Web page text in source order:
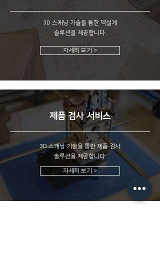
3D 스캐닝 기술을 통한 역설계
솔루션을 제공합니다.
자세히 보기 >
제품 검사 서비스
3D 스캐닝 기술을 통한 제품 검사
솔루션을 제공합니다.
자세히 보기 >